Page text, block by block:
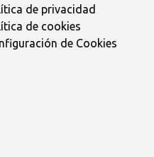
de privacidad
de cookies
de Cookies